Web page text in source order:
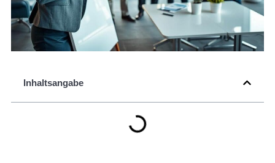
Inhaltsangabe